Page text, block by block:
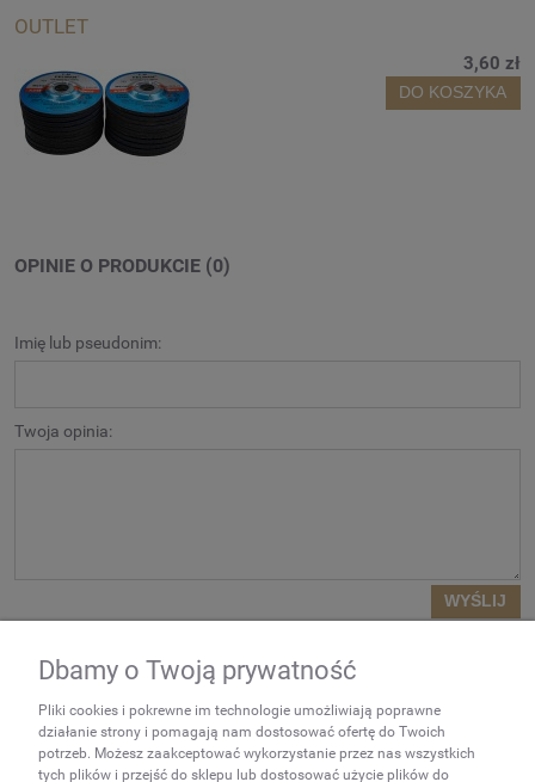
OUTLET
3,60 zł
DO KOSZYKA
OPINIE O PRODUKCIE (0)
Imię lub pseudonim:
Twoja opinia:
WYŚLIJ
NEWSLETTER
Podaj swój adres e-mail, jeżeli
chcesz otrzymywać
Dbamy o Twoją prywatność
Pliki cookies i pokrewne im technologie umożliwiają poprawne
działanie strony i pomagają nam dostosować ofertę do Twoich
potrzeb. Możesz zaakceptować wykorzystanie przez nas wszystkich
tych plików i przejść do sklepu lub dostosować użycie plików do